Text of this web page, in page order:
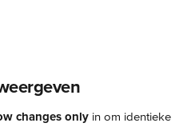
changes only in om identieke